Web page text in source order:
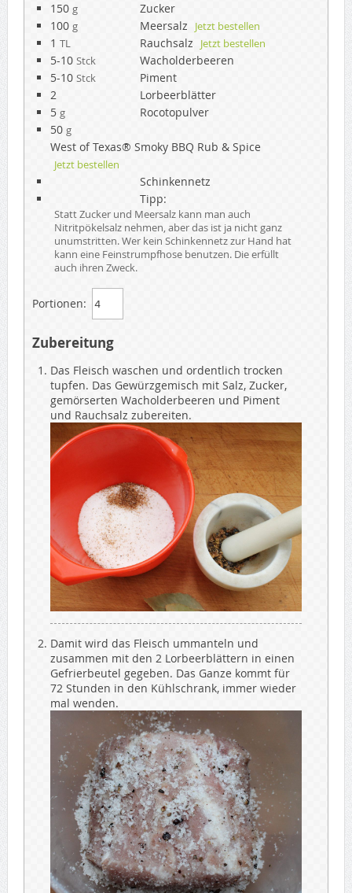
150 g
Zucker
100 g Meersalz Jetzt bestellen
1 TL Rauchsalz Jetzt bestellen
5-10 Stck
Wacholderbeeren
5-10 Stck
Piment
2
Lorbeerblätter
5 g
Rocotopulver
50 g
West of Texas® Smoky BBQ Rub & Spice
Jetzt bestellen
Schinkennetz
Tipp:
Statt Zucker und Meersalz kann man auch
Nitritpökelsalz nehmen, aber das ist ja nicht ganz
unumstritten. Wer kein Schinkennetz zur Hand hat
kann eine Feinstrumpfhose benutzen. Die erfüllt
auch ihren Zweck.
Portionen:
Zubereitung
Das Fleisch waschen und ordentlich trocken
tupfen. Das Gewürzgemisch mit Salz, Zucker,
gemörserten Wacholderbeeren und Piment
und Rauchsalz zubereiten.
Damit wird das Fleisch ummanteln und
zusammen mit den 2 Lorbeerblättern in einen
Gefrierbeutel gegeben. Das Ganze kommt für
72 Stunden in den Kühlschrank, immer wieder
mal wenden.